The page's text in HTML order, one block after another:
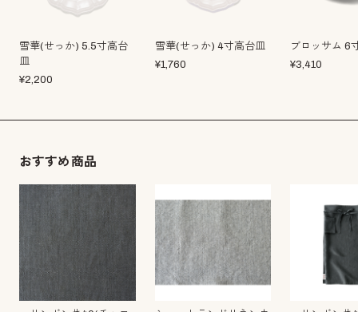
雪華(せっか) 5.5寸高台
皿
¥2,200
雪華(せっか) 4寸高台皿
¥1,760
ブロッサム 6
¥3,410
おすすめ商品